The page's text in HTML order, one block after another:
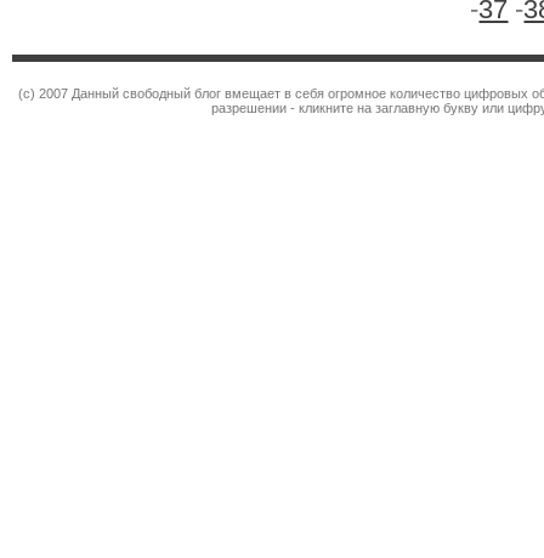
-37 -
(c) 2007 Данный свободный блог вмещает в себя огромное количество цифровых
разрешении - кликните на заглавную букву или